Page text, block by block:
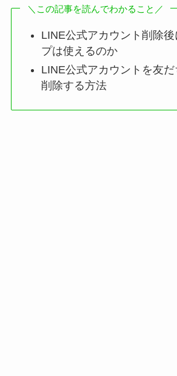
＼この記事を読んでわかること／
LINE公式アカウント削除
プは使えるのか
LINE公式アカウントを友だ
削除する方法